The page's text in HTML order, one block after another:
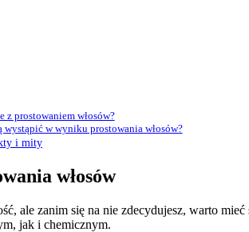
z prostowaniem włosów?
w wyniku prostowania włosów?
i mity
włosów
ale zanim się na nie zdecydujesz, warto
jak i chemicznym.